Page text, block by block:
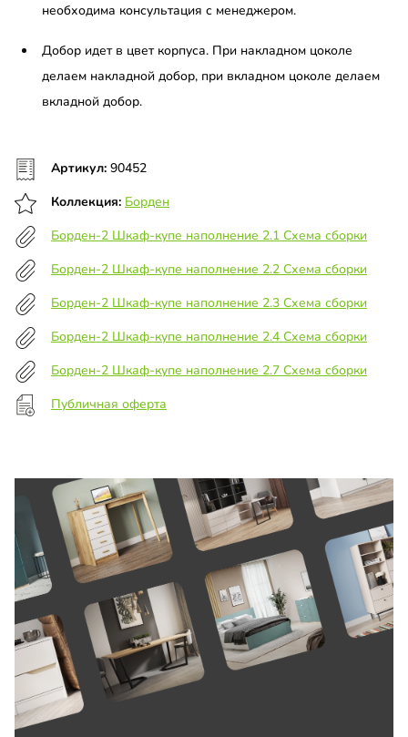
необходима консультация с менеджером.
Добор идет в цвет корпуса. При накладном цоколе
делаем накладной добор, при вкладном цоколе делаем
вкладной добор.
Артикул: 90452
Коллекция: Борден
Борден-2 Шкаф-купе наполнение 2.1 Схема сборки
Борден-2 Шкаф-купе наполнение 2.2 Схема сборки
Борден-2 Шкаф-купе наполнение 2.3 Схема сборки
Борден-2 Шкаф-купе наполнение 2.4 Схема сборки
Борден-2 Шкаф-купе наполнение 2.7 Схема сборки
Публичная оферта